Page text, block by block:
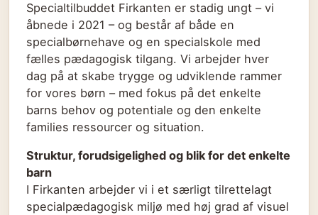
Specialtilbuddet Firkanten er stadig ungt – vi
åbnede i 2021 – og består af både en
specialbørnehave og en specialskole med
fælles pædagogisk tilgang. Vi arbejder hver
dag på at skabe trygge og udviklende rammer
for vores børn – med fokus på det enkelte
barns behov og potentiale og den enkelte
families ressourcer og situation.
Struktur, forudsigelighed og blik for det enkelte
barn
I Firkanten arbejder vi i et særligt tilrettelagt
specialpædagogisk miljø med høj grad af visuel